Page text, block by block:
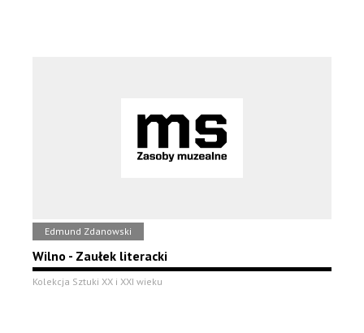
Edmund Zdanowski
Wilno - Zaułek literacki
Kolekcja Sztuki XX i XXI wieku